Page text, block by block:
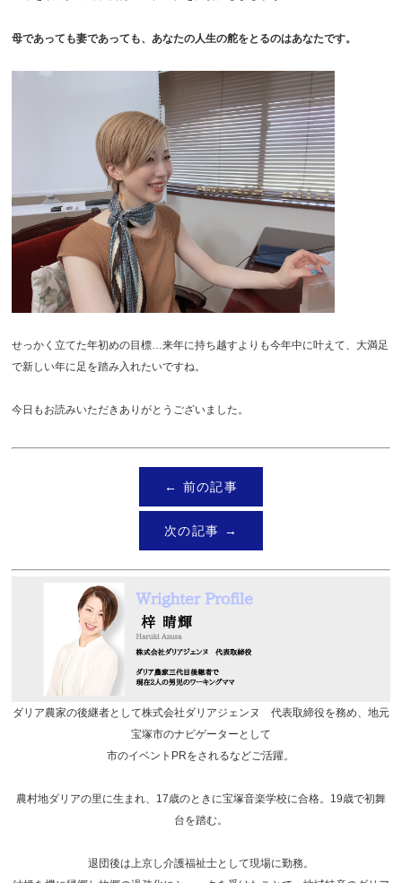
母であっても妻であっても、あなたの人生の舵をとるのはあなたです。
せっかく立てた年初めの目標…来年に持ち越すよりも今年中に叶えて、大満足
で新しい年に足を踏み入れたいですね。
今日もお読みいただきありがとうございました。
← 前の記事
次の記事 →
ダリア農家の後継者として株式会社ダリアジェンヌ 代表取締役を務め、地元
宝塚市のナビゲーターとして
市のイベントPRをされるなどご活躍。
農村地ダリアの里に生まれ、17歳のときに宝塚音楽学校に合格。19歳で初舞
台を踏む。
退団後は上京し介護福祉士として現場に勤務。